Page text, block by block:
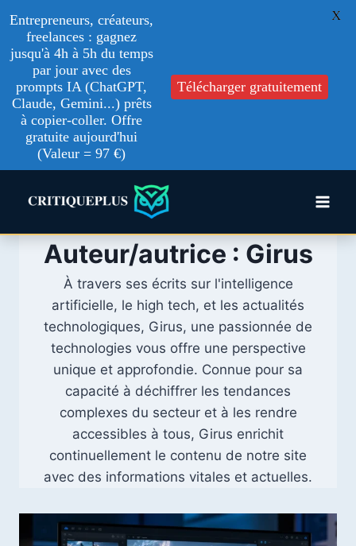
Auteur/autrice : Girus
À travers ses écrits sur l'intelligence
artificielle, le high tech, et les actualités
technologiques, Girus, une passionnée de
technologies vous offre une perspective
unique et approfondie. Connue pour sa
capacité à déchiffrer les tendances
complexes du secteur et à les rendre
accessibles à tous, Girus enrichit
continuellement le contenu de notre site
avec des informations vitales et actuelles.
Entrepreneurs, créateurs,
freelances : gagnez
jusqu'à 4h à 5h du temps
par jour avec des
prompts IA (ChatGPT,
Claude, Gemini...) prêts
à copier-coller. Offre
gratuite aujourd'hui
(Valeur = 97 €)
Télécharger gratuitement
X